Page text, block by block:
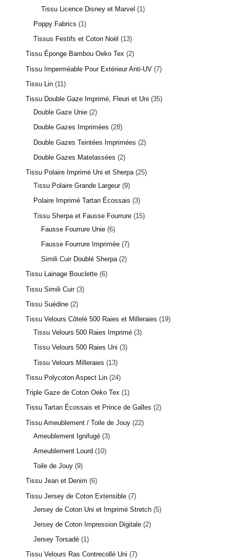
5 avis
Tissu Licence Disney et Marvel
1
Poppy Fabrics
1
Tissus Festifs et Coton Noël
13
Tissu Éponge Bambou Oeko Tex 2
Tissu Imperméable Pour Extérieur Anti-UV 7
Tissu Lin 11
Tissu Double Gaze Imprimé, Fleuri et Uni 35
Double Gaze Unie 2
Double Gazes Imprimées 28
Double Gazes Teintées Imprimées
2
Double Gazes Matelassées
2
Tissu Polaire Imprimé Uni et Sherpa 25
Tissu Polaire Grande Largeur 9
Polaire Imprimé Tartan Écossais 3
Tissu Sherpa et Fausse Fourrure 15
Fausse Fourrure Unie 6
Fausse Fourrure Imprimée 7
Simili Cuir Doublé Sherpa 2
Tissu Lainage Bouclette 6
Tissu Simili Cuir 3
Tissu Suédine 2
Tissu Velours Côtelé 500 Raies et Milleraies
19
Tissu Velours 500 Raies Imprimé 3
Tissu Velours 500 Raies Uni 3
Tissu Velours Milleraies
13
Tissu Polycoton Aspect Lin 24
Triple Gaze de Coton Oeko Tex
1
Tissu Tartan Écossais et Prince de Galles 2
Tissu Ameublement / Toile de Jouy 22
Ameublement Ignifugé 3
Ameublement Lourd
10
Toile de Jouy 9
Tissu Jean et Denim 6
Tissu Jersey de Coton Extensible 7
Jersey de Coton Uni et Imprimé Stretch 5
Jersey de Coton Impression Digitale 2
Jersey Torsadé 1
Tissu Velours Ras Contrecollé Uni 7